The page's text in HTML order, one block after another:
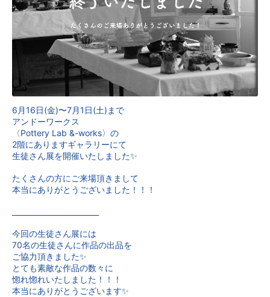
6月16日(金)〜7月1日(土)まで
アンドーワークス
〈Pottery Lab &-works〉の
2階にありますギャラリーにて
生徒さん展を開催いたしました✨
たくさんの方にご来場頂きまして
本当にありがとうございました！！！
今回の生徒さん展には
70名の生徒さんに作品の出品を
ご協力頂きました✨
とても素敵な作品の数々に
惚れ惚れいたしました！！！
本当にありがとうございます✨